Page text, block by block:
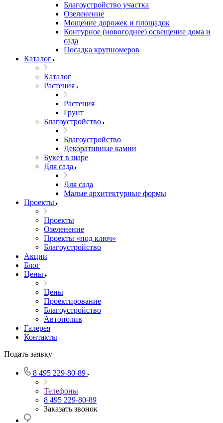
Благоустройство участка
Озеленение
Мощение дорожек и площадок
Контурное (новогоднее) освещение дома и
сада
Посадка крупномеров
Каталог
Каталог
Растения
Растения
Грунт
Благоустройство
Благоустройство
Декоративные камни
Букет в шаре
Для сада
Для сада
Малые архитектурные формы
Проекты
Проекты
Озеленение
Проекты «под ключ»
Благоустройство
Акции
Блог
Цены
Цены
Проектирование
Благоустройство
Автополив
Галерея
Контакты
Подать заявку
8 495 229-80-89
Телефоны
8 495 229-80-89
Заказать звонок